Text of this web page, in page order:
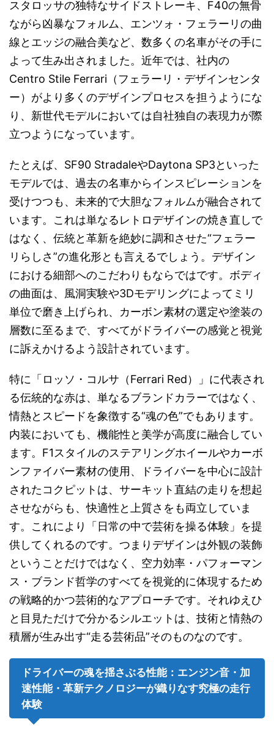
スタロッサの独特なサイドストレーキ、F40の無骨
ながら凶暴なフォルム、エンツォ・フェラーリの曲
線とエッジの融合美など、数多くの名車がその手に
よって生み出されました。近年では、社内の
Centro Stile Ferrari（フェラーリ・デザインセンタ
ー）がより多くのデザインプロセスを担うようにな
り、新世代モデルにおいては自社独自の表現力が際
立つようになっています。
たとえば、SF90 StradaleやDaytona SP3といった
モデルでは、過去の名車からインスピレーションを
受けつつも、未来的で大胆なフォルムが融合されて
います。これは単なるレトロデザインの焼き直しで
はなく、伝統と革新を絶妙に調和させた“フェラー
リらしさ”の進化形とも言えるでしょう。デザイン
における細部へのこだわりもならではです。ボディ
の曲面は、風洞実験や3Dモデリングによってミリ
単位で磨き上げられ、カーボン素材の選定や塗装の
層数に至るまで、すべてがドライバーの感覚と視覚
に訴えかけるよう設計されています。
特に「ロッソ・コルサ（Ferrari Red）」に代表され
る伝統的な赤は、単なるブランドカラーではなく、
情熱とスピードを象徴する“魂の色”でもあります。
内装においても、機能性と美学が高度に融合してい
ます。F1スタイルのステアリングホイールやカーボ
ンファイバー素材の使用、ドライバーを中心に設計
されたコクピットは、サーキット直結の走りを想起
させながらも、快適性と上質さをも両立していま
す。これにより「日常の中で芸術を操る体験」を提
供してくれるのです。つまりデザインは外観の装飾
ということだけではなく、空力効率・パフォーマン
ス・ブランド哲学のすべてを視覚的に体現するため
の戦略的かつ芸術的なアプローチです。それゆえひ
と目見ただけで分かるシルエットは、技術と情熱の
積層が生み出す“走る芸術品”そのものなのです。
ドライバーの魂を揺さぶる性能：エンジン音・加
速性能・革新テクノロジーが織りなす究極の走行
体験